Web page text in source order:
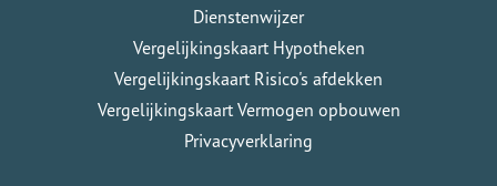
Dienstenwijzer
Vergelijkingskaart Hypotheken
Vergelijkingskaart Risico's afdekken
Vergelijkingskaart Vermogen opbouwen
Privacyverklaring